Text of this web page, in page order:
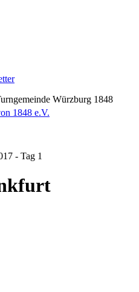
1848 e.V.
- Tag 1